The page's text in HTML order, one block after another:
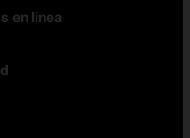
en línea